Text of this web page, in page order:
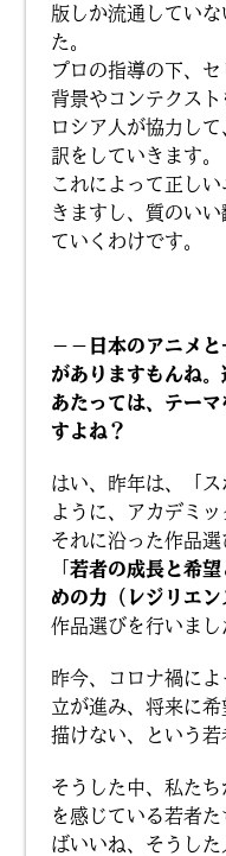
版しか流通してい
た。
プロの指導の下、
背景やコンテクス
ロシア人が協力し
訳をしていきます。
これによって正し
きますし、質のい
ていくわけです。
－－日本のアニメ
がありますもんね
あたっては、テー
すよね？
はい、昨年は、「
ように、アカデミ
それに沿った作品
若者の成長と希
めの力（レジリエン
作品選びを行いまし
昨今、コロナ禍に
立が進み、将来に
描けない、という若
そうした中、私た
を感じている若者
ばいいね、そうし